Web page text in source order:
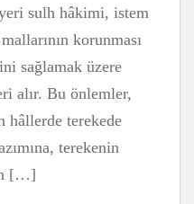
sulh hâkimi, istem
korunması
sağlamak üzere
alır. Bu önlemler,
hâllerde terekede
terekenin
[…]